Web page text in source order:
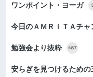
ワンポイント・ヨーガ
今日のＡＭＲＩＴＡチャ
勉強会より抜粋 487
安らぎを見つけるための